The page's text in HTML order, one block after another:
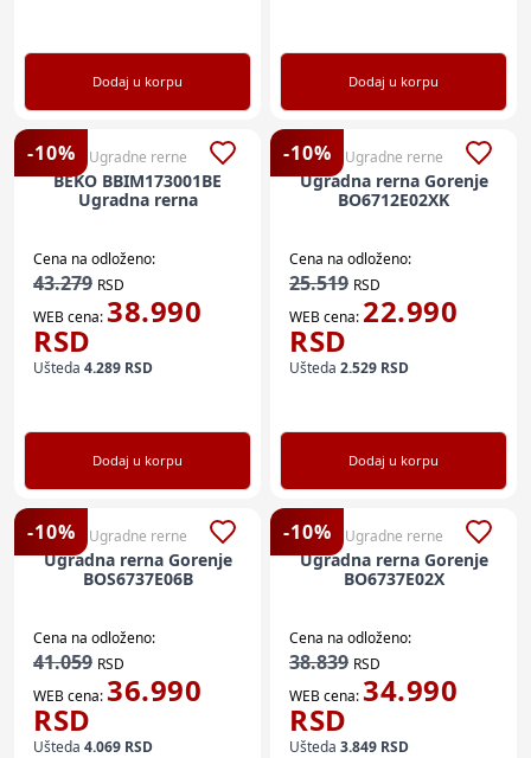
Dodaj u korpu Dodaj u korpu
-10% Ugradne rerne
BEKO BBIM173001BE
Ugradna rerna
Cena na odloženo:
43.279 RSD
WEB cena:38.990
RSD
Ušteda 4.289 RSD
Dodaj u korpu
-10% Ugradne rerne
Ugradna rerna Gorenje
BO6712E02XK
Cena na odloženo:
25.519 RSD
WEB cena: 22.990
RSD
Ušteda 2.529 RSD
Dodaj u korpu
-10% Ugradne rerne
Ugradna rerna Gorenje
BOS6737E06B
Cena na odloženo:
41.059 RSD
WEB cena:36.990
RSD
Ušteda 4.069 RSD
-10% Ugradne rerne
Ugradna rerna Gorenje
BO6737E02X
Cena na odloženo:
38.839 RSD
WEB cena:34.990
RSD
Ušteda 3.849 RSD